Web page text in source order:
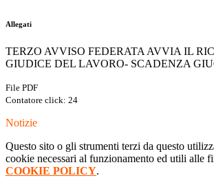
Allegati
TERZO AVVISO FEDERATA AVVIA IL
GIUDICE DEL LAVORO- SCADENZA
File PDF
Contatore click: 24
Notizie
Questo sito o gli strumenti terzi da questo
cookie necessari al funzionamento ed utili alle
COOKIE POLICY.